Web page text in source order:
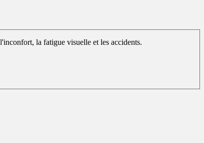
la fatigue visuelle et les accidents.